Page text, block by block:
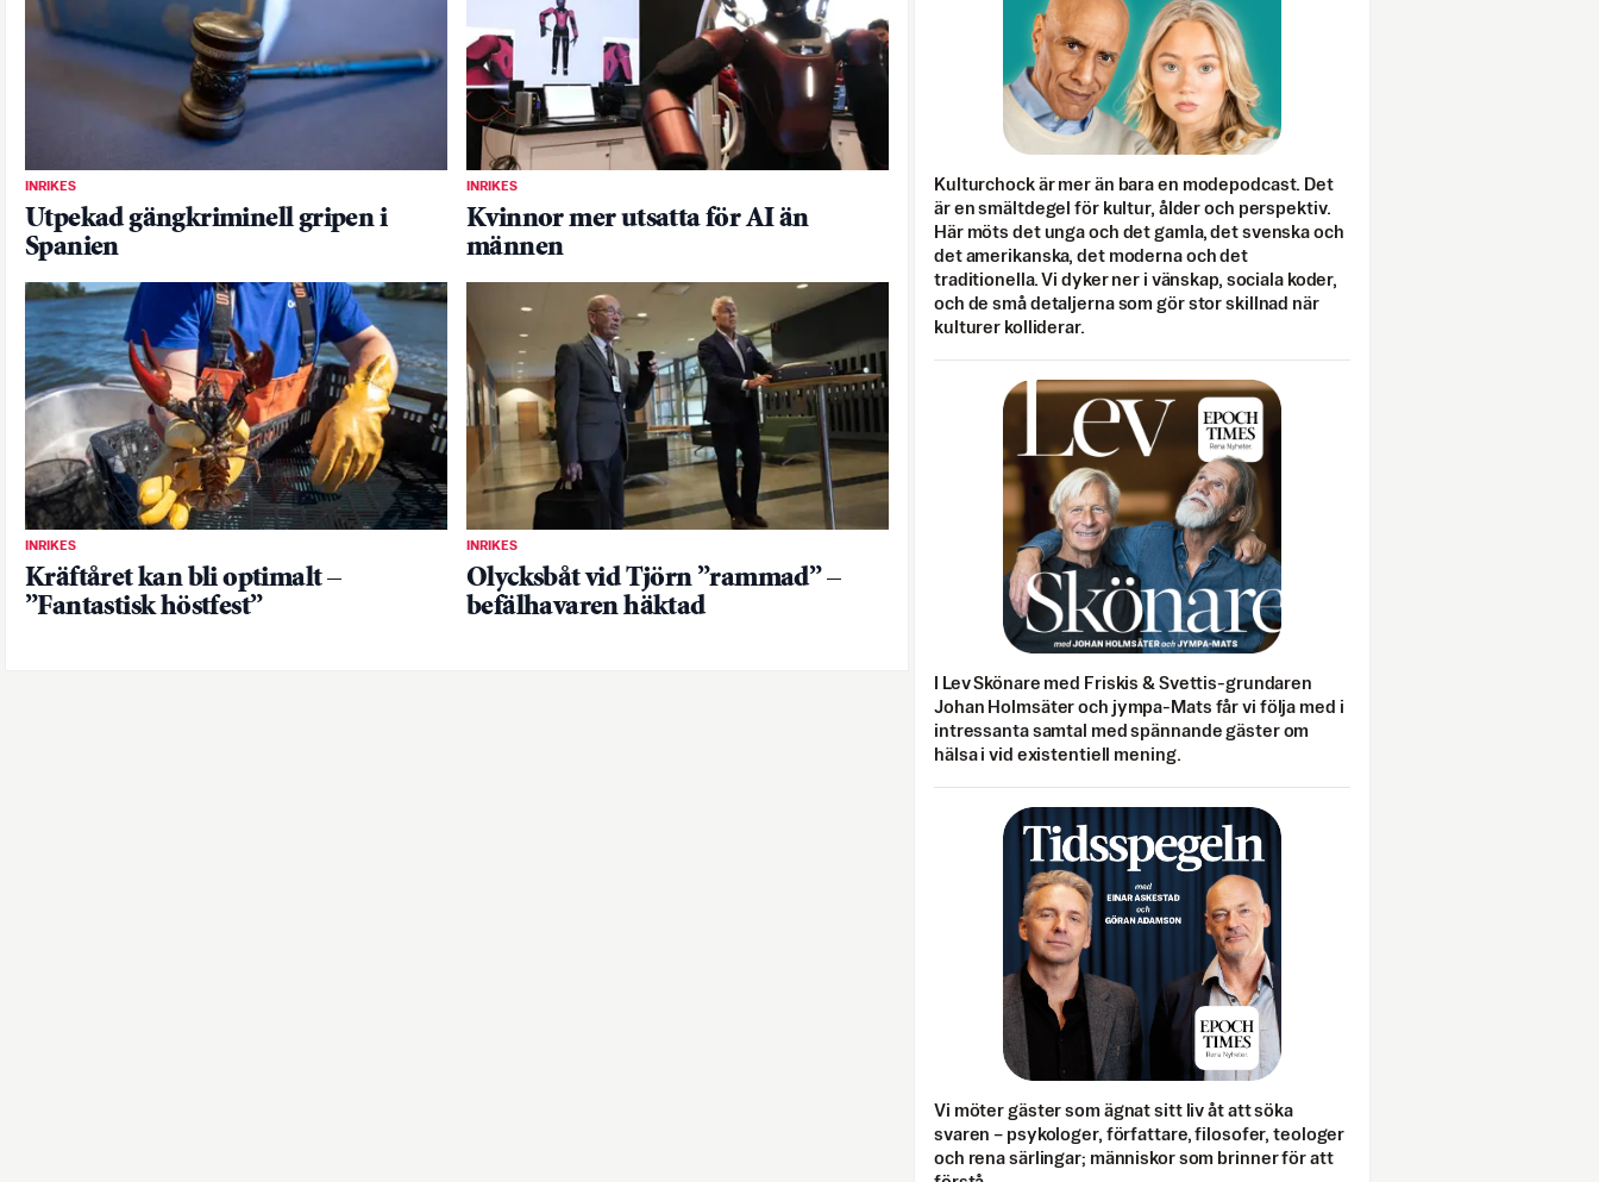
INRIKES
Utpekad gängkriminell gripen i
Spanien
INRIKES
Kvinnor mer utsatta för AI än
männen
INRIKES
Kräftåret kan bli optimalt –
”Fantastisk höstfest”
INRIKES
Olycksbåt vid Tjörn ”rammad” –
befälhavaren häktad
Kulturchock är mer än bara en modepodcast. Det
är en smältdegel för kultur, ålder och perspektiv.
Här möts det unga och det gamla, det svenska och
det amerikanska, det moderna och det
traditionella. Vi dyker ner i vänskap, sociala koder,
och de små detaljerna som gör stor skillnad när
kulturer kolliderar.
I Lev Skönare med Friskis & Svettis-grundaren
Johan Holmsäter och jympa-Mats får vi följa med i
intressanta samtal med spännande gäster om
hälsa i vid existentiell mening.
Vi möter gäster som ägnat sitt liv åt att söka
svaren – psykologer, författare, filosofer, teologer
och rena särlingar; människor som brinner för att